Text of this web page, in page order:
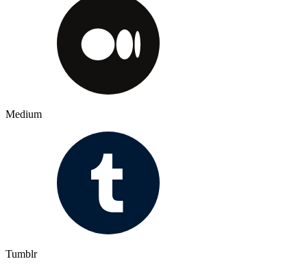
Medium
Tumblr